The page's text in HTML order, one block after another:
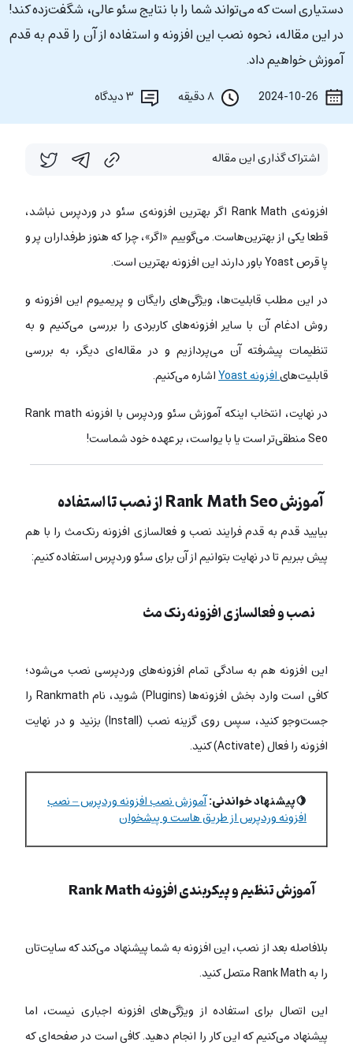
دستیاری است که می‌تواند شما را با نتایج سئو عالی، شگفت‌زده کند!
در این مقاله، نحوه نصب این افزونه و استفاده از آن را قدم به قدم
آموزش خواهیم داد.
دیدگاه
اشتراک گذاری این مقاله
افزونه‌ی Rank Math اگر بهترین افزونه‌ی سئو در وردپرس نباشد،
قطعا یکی از بهترین‌هاست. می‌گوییم «اگر»، چرا که هنوز طرفداران پر و
پا قرص Yoast باور دارند این افزونه بهترین است.
در این مطلب قابلیت‌ها، ویژگی‌های رایگان و پریمیوم این افزونه و
روش ادغام آن با سایر افزونه‌های کاربردی را بررسی می‌کنیم و به
تنظیمات پیشرفته آن می‌پردازیم و در مقاله‌ای دیگر، به بررسی
قابلیت‌هایافزونه Yoast
اشاره می‌کنیم.
در نهایت، انتخاب اینکه آموزش سئو وردپرس با افزونه Rank math
Seo منطقی‌تر است یا با یواست، بر عهده خود شماست!
آموزش Rank Math Seo از نصب تا استفاده
بیایید قدم به قدم فرایند نصب و فعالسازی افزونه رنک‌مث را با هم
پیش ببریم تا در نهایت بتوانیم از آن برای سئو وردپرس استفاده کنیم:
نصب و فعالسازی افزونه رنک مث
این افزونه هم به سادگی تمام افزونه‌های وردپرسی نصب می‌شود؛
کافی است وارد بخش افزونه‌ها (Plugins) شوید، نام Rankmath را
جست‌وجو کنید، سپس روی گزینه نصب (Install) بزنید و در نهایت
افزونه را فعال (Activate) کنید.
🍋پیشنهاد خواندنی:آموزش نصب افزونه وردپرس – نصب
افزونه وردپرس از طریق هاست و پیشخوان
آموزش تنظیم و پیکربندی افزونه‌ Rank Math
بلافاصله بعد از نصب، این افزونه به شما پیشنهاد می‌کند که سایت‌تان
را به Rank Math متصل کنید.
این اتصال برای استفاده از ویژگی‌های افزونه اجباری نیست، اما
پیشنهاد می‌کنیم که این کار را انجام دهید. کافی است در صفحه‌ای که